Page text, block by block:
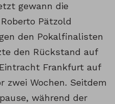
gewann die
Pätzold
den Pokalfinalisten
den Rückstand auf
Frankfurt auf
zwei Wochen. Seitdem
während der